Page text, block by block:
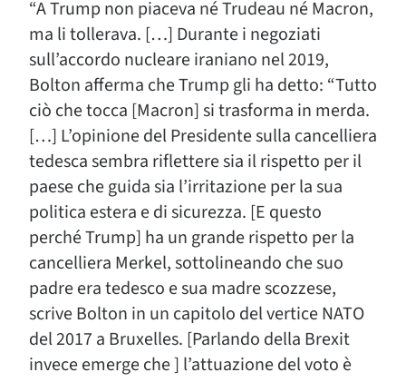
“A Trump non piaceva né Trudeau né Macron,
ma li tollerava. […] Durante i negoziati
sull’accordo nucleare iraniano nel 2019,
Bolton afferma che Trump gli ha detto: “Tutto
ciò che tocca [Macron] si trasforma in merda.
[…] L’opinione del Presidente sulla cancelliera
tedesca sembra riflettere sia il rispetto per il
paese che guida sia l’irritazione per la sua
politica estera e di sicurezza. [E questo
perché Trump] ha un grande rispetto per la
cancelliera Merkel, sottolineando che suo
padre era tedesco e sua madre scozzese,
scrive Bolton in un capitolo del vertice NATO
del 2017 a Bruxelles. [Parlando della Brexit
invece emerge che ] l’attuazione del voto è